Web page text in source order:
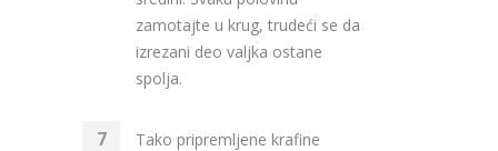
zamotajte u krug, trudeći se da
izrezani deo valjka ostane
spolja.
Tako pripremljene krafine